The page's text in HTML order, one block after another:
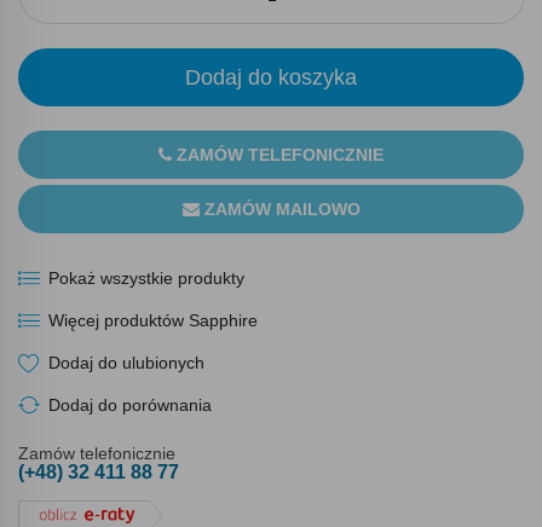
Dodaj do koszyka
ZAMÓW TELEFONICZNIE
ZAMÓW MAILOWO
Pokaż wszystkie produkty
Więcej produktów Sapphire
Dodaj do ulubionych
Dodaj do porównania
Zamów telefonicznie
(+48) 32 411 88 77